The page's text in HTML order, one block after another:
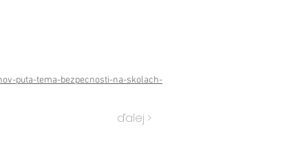
puta-tema-bezpecnosti-na-skolach-
ďalej >